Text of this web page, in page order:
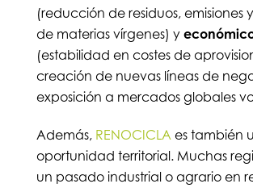
(reducción de residuos, emisiones
de materias vírgenes) y
(estabilidad en costes de
creación de nuevas líneas de
exposición a mercados globales
Además, RENOCICLA es también
oportunidad territorial. Muchas
un pasado industrial o agrario en